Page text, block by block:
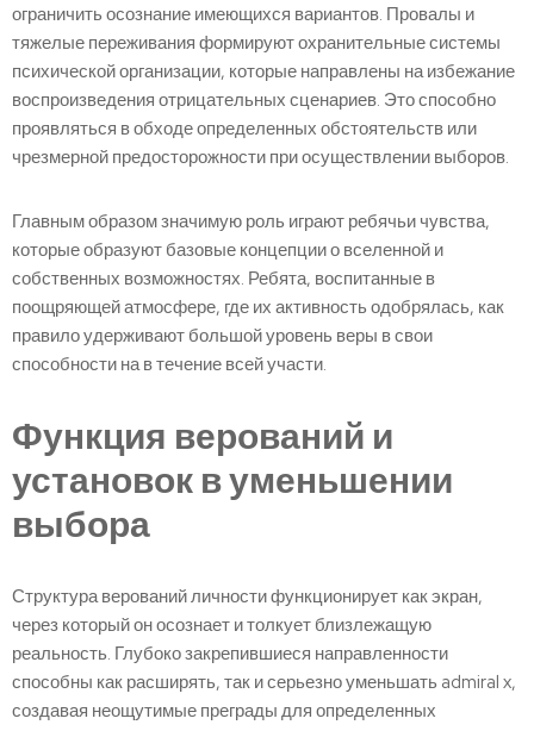
ограничить осознание имеющихся вариантов. Провалы и
тяжелые переживания формируют охранительные системы
психической организации, которые направлены на избежание
воспроизведения отрицательных сценариев. Это способно
проявляться в обходе определенных обстоятельств или
чрезмерной предосторожности при осуществлении выборов.
Главным образом значимую роль играют ребячьи чувства,
которые образуют базовые концепции о вселенной и
собственных возможностях. Ребята, воспитанные в
поощряющей атмосфере, где их активность одобрялась, как
правило удерживают большой уровень веры в свои
способности на в течение всей участи.
Функция верований и
установок в уменьшении
выбора
Структура верований личности функционирует как экран,
через который он осознает и толкует близлежащую
реальность. Глубоко закрепившиеся направленности
способны как расширять, так и серьезно уменьшать admiral x,
создавая неощутимые преграды для определенных